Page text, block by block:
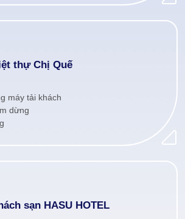
thự Chị Quế
máy tải khách
dừng
sạn HASU HOTEL